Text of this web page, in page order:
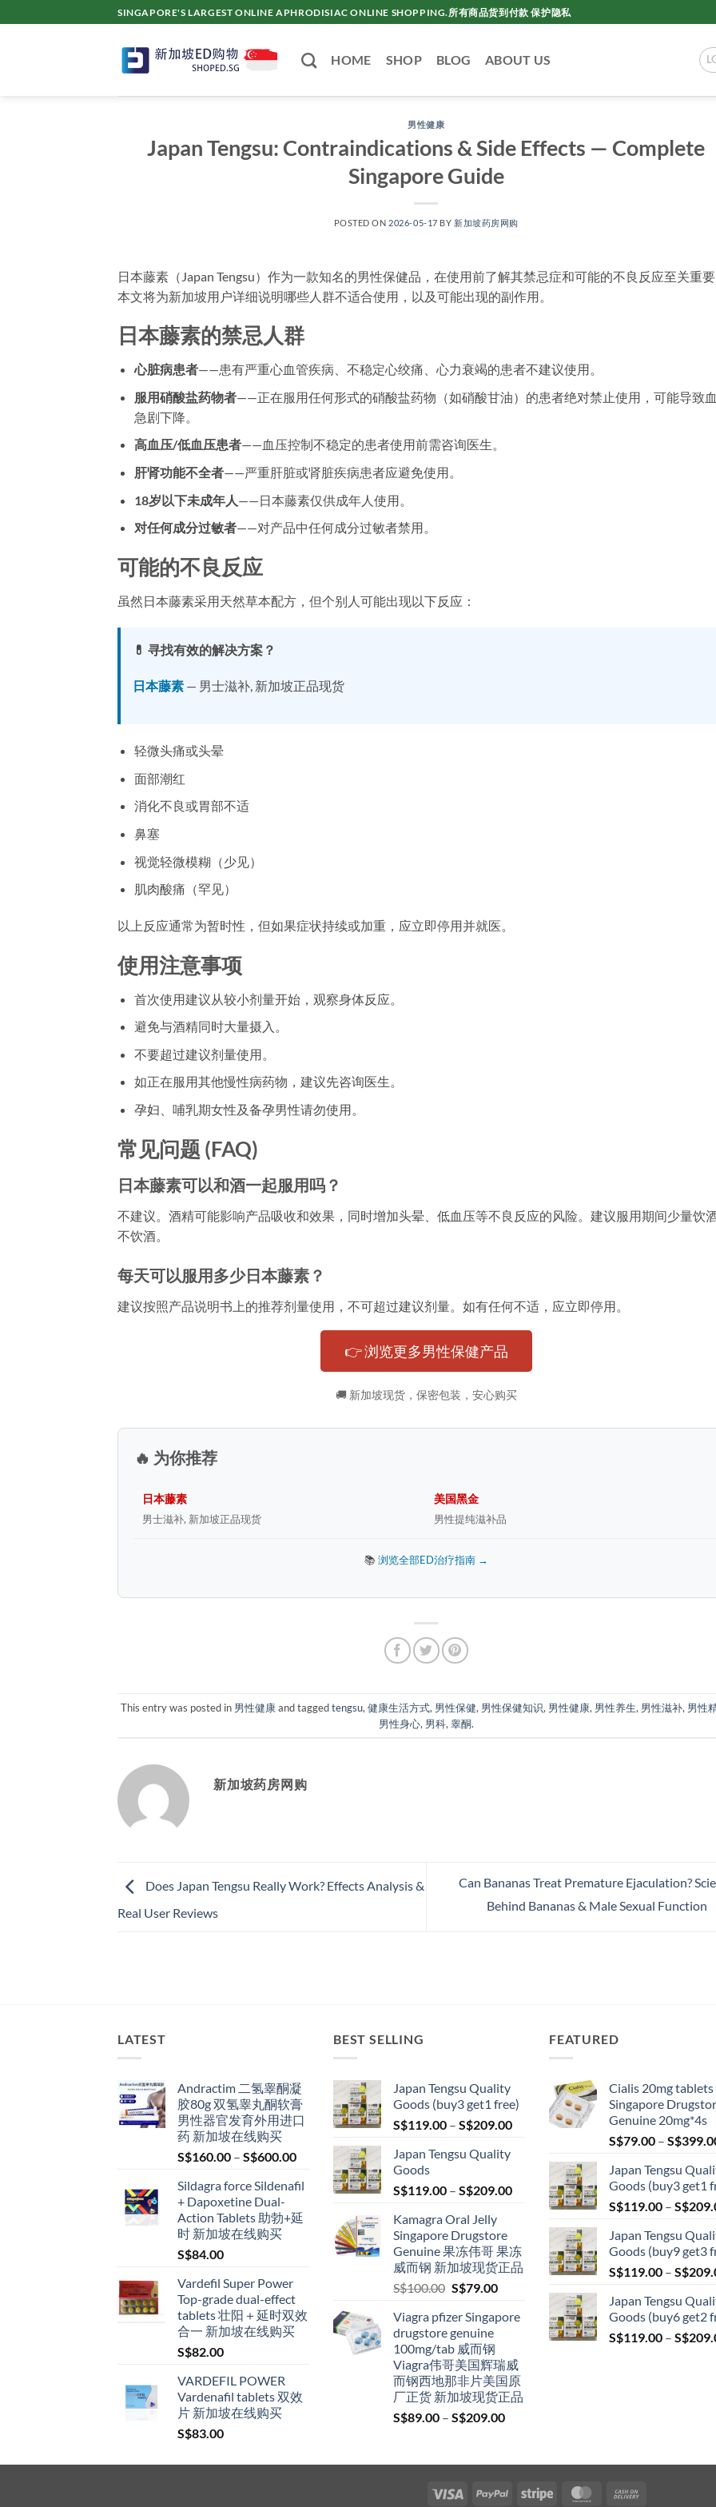
to
SINGAPORE'S LARGEST ONLINE APHRODISIAC ONLINE SHOPPING.所有商品货到付款 保护隐私
HOME SHOP BLOG ABOUT US
男性健康
Japan Tengsu: Contraindications & Side Effects — Complete
Singapore Guide
POSTED ON 2026-05-17 BY 新加坡药房网购
日本藤素（Japan Tengsu）作为一款知名的男性保健品，在使用前了解其禁忌症和可能的不良反应至关重
本文将为新加坡用户详细说明哪些人群不适合使用，以及可能出现的副作用。
日本藤素的禁忌人群
心脏病患者——患有严重心血管疾病、不稳定心绞痛、心力衰竭的患者不建议使用。
服用硝酸盐药物者——正在服用任何形式的硝酸盐药物（如硝酸甘油）的患者绝对禁止使用，可能导致
急剧下降。
高血压/低血压患者——血压控制不稳定的患者使用前需咨询医生。
肝肾功能不全者——严重肝脏或肾脏疾病患者应避免使用。
18岁以下未成年人 ——日本藤素仅供成年人使用。
对任何成分过敏者——对产品中任何成分过敏者禁用。
可能的不良反应
虽然日本藤素采用天然草本配方，但个别人可能出现以下反应：
💊 寻找有效的解决方案？
日本藤素 — 男士滋补, 新加坡正品现货
轻微头痛或头晕
面部潮红
消化不良或胃部不适
鼻塞
视觉轻微模糊（少见）
肌肉酸痛（罕见）
以上反应通常为暂时性，但如果症状持续或加重，应立即停用并就医。
使用注意事项
首次使用建议从较小剂量开始，观察身体反应。
避免与酒精同时大量摄入。
不要超过建议剂量使用。
如正在服用其他慢性病药物，建议先咨询医生。
孕妇、哺乳期女性及备孕男性请勿使用。
常见问题 (FAQ)
日本藤素可以和酒一起服用吗？
不建议。酒精可能影响产品吸收和效果，同时增加头晕、低血压等不良反应的风险。建议服用期间少量饮
不饮酒。
每天可以服用多少日本藤素？
建议按照产品说明书上的推荐剂量使用，不可超过建议剂量。如有任何不适，应立即停用。
👉 浏览更多男性保健产品
🚚 新加坡现货，保密包装，安心购买
🔥 为你推荐
日本藤素
男士滋补, 新加坡正品现货
美国黑金
男性提纯滋补品
📚 浏览全部ED治疗指南 →
This entry was posted in 男性健康and taggedtengsu,健康生活方式, 男性保健, 男性保健知识, 男性健康, 男性养生, 男性滋补, 男性
男性身心, 男科, 睾酮.
新加坡药房网购
Does Japan Tengsu Really Work? Effects Analysis &
Real User Reviews
Can Bananas Treat Premature Ejaculation?
Behind Bananas & Male Sexual Function
LATEST
Andractim 二氢睾酮凝
胶80g 双氢睾丸酮软膏
男性器官发育外用进口
药 新加坡在线购买
S$160.00 – S$600.00Price
S$160.00
S$600.00
Sildagra force Sildenafil
+ Dapoxetine Dual-
Action Tablets 助勃+延
时 新加坡在线购买
S$84.00
Vardefil Super Power
Top-grade dual-effect
tablets 壮阳＋延时双效
合一 新加坡在线购买
S$82.00
VARDEFIL POWER
Vardenafil tablets 双效
片 新加坡在线购买
S$83.00
BEST SELLING
Japan Tengsu Quality
Goods (buy3 get1 free)
S$119.00 – S$209.00Price
S$209.00
Japan Tengsu Quality
Goods
S$119.00 – S$209.00Price
S$209.00
Kamagra Oral Jelly
Singapore Drugstore
Genuine 果冻伟哥 果冻
威而钢 新加坡现货正品
S$100.00 Original
was:
S$100.00.
S$79.00Current
is:
Viagra pfizer Singapore
drugstore genuine
100mg/tab 威而钢
Viagra伟哥美国辉瑞威
而钢西地那非片美国原
厂正货 新加坡现货正品
S$89.00 – S$209.00Price
through
S$209.00
FEATURED
Cialis 20mg tablets
Singapore
Genuine 20mg*4s
S$79.00 – S$
Japan Tengsu
Goods (buy3 get1
S$119.00 – S$
Japan Tengsu
Goods (buy9 get3
S$119.00 – S$
Japan Tengsu
Goods (buy6 get2
S$119.00 – S$
Visa PayPal Stripe MasterCard